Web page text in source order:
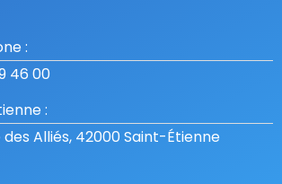
:
46 00
:
des Alliés, 42000 Saint-Étienne